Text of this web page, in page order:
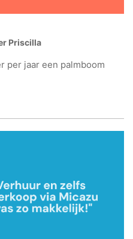
Priscilla
per jaar een palmboom